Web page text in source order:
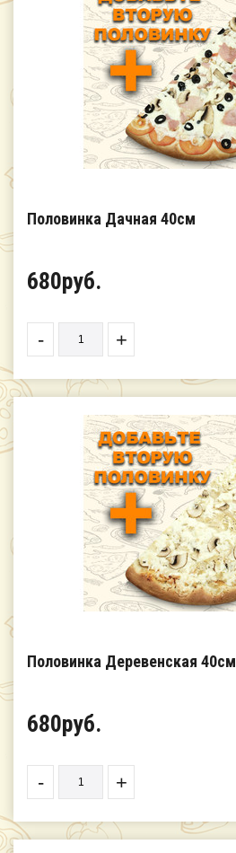
Половинка Дачная 40см
680руб.
- +
Половинка Деревенская 40см
680руб.
- +